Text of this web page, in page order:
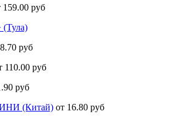
159.00 руб
(Тула)
руб
110.00 руб
руб
(Китай) от 16.80 руб